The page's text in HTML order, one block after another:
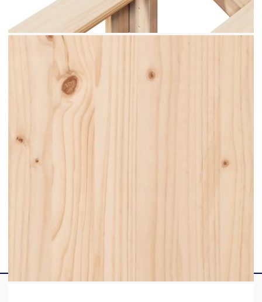
Предлагаме разнообразен избор от матраци.
Можете да проверите нашия магазин за
подходящ матрак.
Материал на рамката за легло: Масивна
борова дървесина (необработена)
Материал на ламела: Шперплат
Размери: 203,5 x 90 x 56 cm (Д x Ш x В)
Свободна височина под леглото: 21 см